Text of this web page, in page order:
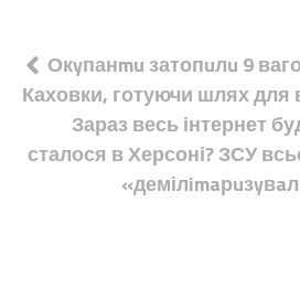
Навігація
записів
Окyпанmu затопuлu 9
Каховки, готуючи шлях для
Зараз весь інтернет
сталося в Херсоні? ЗСУ